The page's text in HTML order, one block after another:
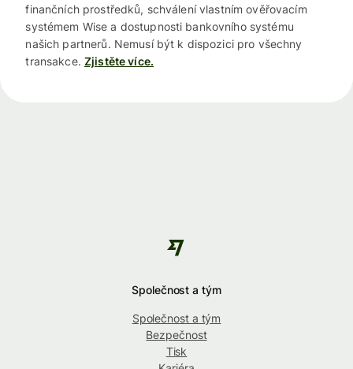
finančních prostředků, schválení vlastním ověřovacím
systémem Wise a dostupnosti bankovního systému
našich partnerů. Nemusí být k dispozici pro všechny
transakce. Zjistěte více.
Společnost a tým
Společnost a tým
Bezpečnost
Tisk